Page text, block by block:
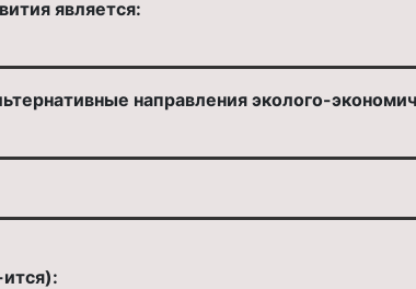
является:
направления эколого-